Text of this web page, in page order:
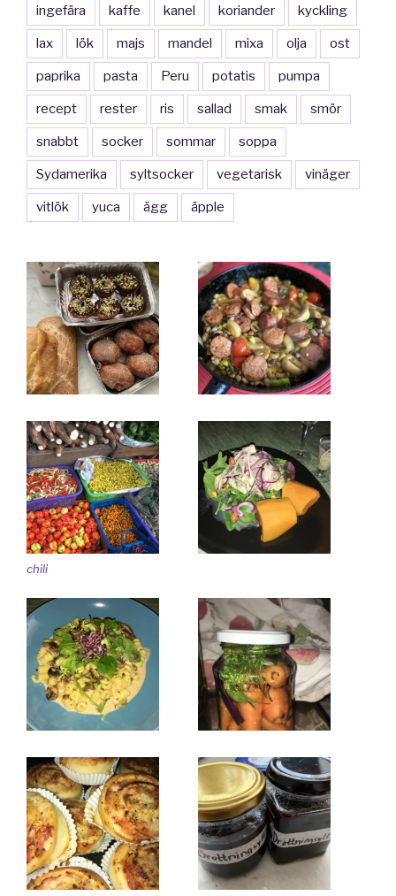
ingefära kaffe kanel koriander kyckling
lax lök majs mandel mixa olja ost
paprika pasta Peru potatis pumpa
recept rester ris sallad smak smör
snabbt socker sommar soppa
Sydamerika syltsocker vegetarisk vinäger
vitlök yuca ägg äpple
chili